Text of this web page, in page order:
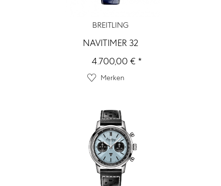
BREITLING
NAVITIMER 32
4.700,00 € *
Merken